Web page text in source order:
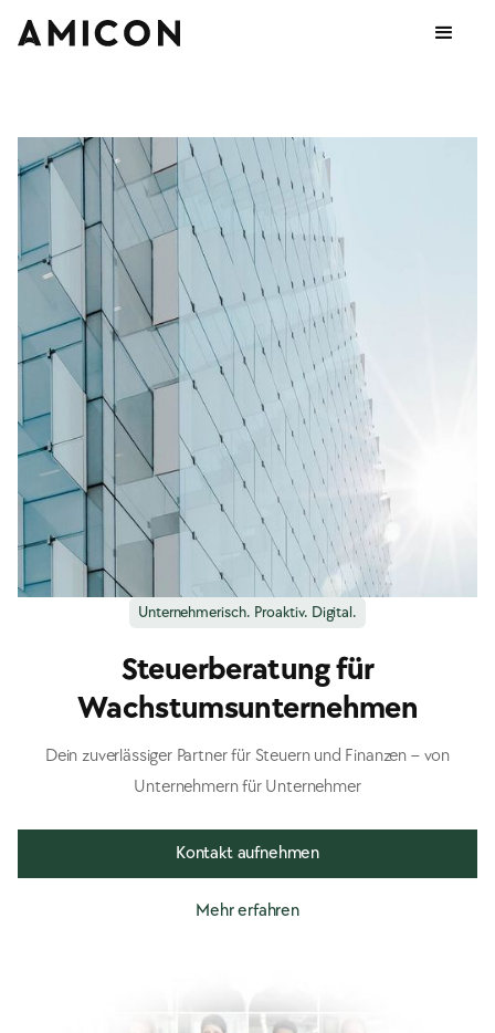
Unternehmerisch. Proaktiv. Digital.
Steuerberatung für
Wachstumsunternehmen
Dein zuverlässiger Partner für Steuern und Finanzen – von
Unternehmern für Unternehmer
Kontakt aufnehmen
Mehr erfahren